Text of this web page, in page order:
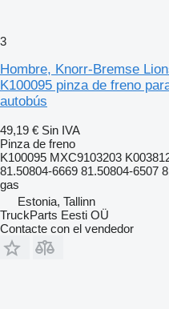
3
Hombre, Knorr-Bremse
K100095 pinza de freno
autobús
49,19 € Sin IVA
Pinza de freno
K100095 MXC9103203
81.50804-6669 81.50804-6507
gas
Estonia, Tallinn
TruckParts Eesti OÜ
Contacte con el vendedor